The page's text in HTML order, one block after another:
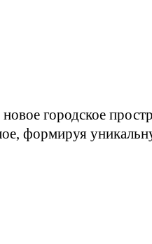
городское
формируя